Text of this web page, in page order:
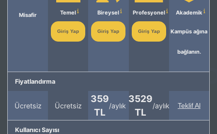
Misafir Temel
Giriş Yap
Bireysel
Giriş Yap
Profesyonel
Giriş Yap
Akademik
Kampüs ağına
bağlanın.
Fiyatlandırma
Ücretsiz Ücretsiz
359
TL
/aylık
3529
TL
/aylık Teklif Al
Kullanıcı Sayısı